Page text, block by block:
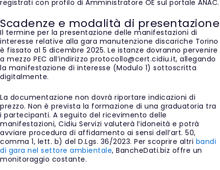
registrati con profilo di Amministratore OE sul portale ANAC.
Scadenze e modalità di presentazione
Il termine per la presentazione delle manifestazioni di
interesse relative alla gara manutenzione discariche Torino
è fissato al 5 dicembre 2025. Le istanze dovranno pervenire
a mezzo PEC all’indirizzo protocollo@cert.cidiu.it, allegando
la manifestazione di interesse (Modulo 1) sottoscritta
digitalmente.
La documentazione non dovrà riportare indicazioni di
prezzo. Non è prevista la formazione di una graduatoria tra
i partecipanti. A seguito del ricevimento delle
manifestazioni, Cidiu Servizi valuterà l’idoneità e potrà
avviare procedura di affidamento ai sensi dell’art. 50,
comma 1, lett. b) del D.Lgs. 36/2023. Per scoprire altri bandi
di gara nel settore ambientale, BancheDati.biz offre un
monitoraggio costante.